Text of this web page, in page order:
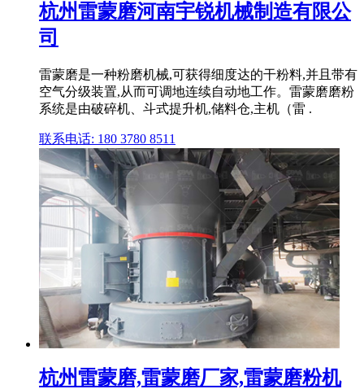
杭州雷蒙磨河南宇锐机械制造有限公
司
雷蒙磨是一种粉磨机械,可获得细度达的干粉料,并且带有
空气分级装置,从而可调地连续自动地工作。雷蒙磨磨粉
系统是由破碎机、斗式提升机,储料仓,主机（雷 .
联系电话: 180 3780 8511
杭州雷蒙磨,雷蒙磨厂家,雷蒙磨粉机